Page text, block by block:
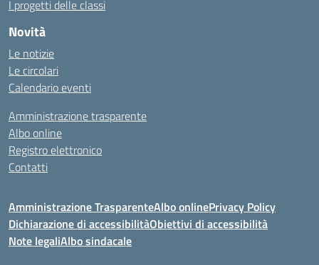
I progetti delle classi
Novità
Le notizie
Le circolari
Calendario eventi
Amministrazione trasparente
Albo online
Registro elettronico
Contatti
Amministrazione TrasparenteAlbo onlinePrivacy Policy
Dichiarazione di accessibilitàObiettivi di accessibilità
Note legaliAlbo sindacale